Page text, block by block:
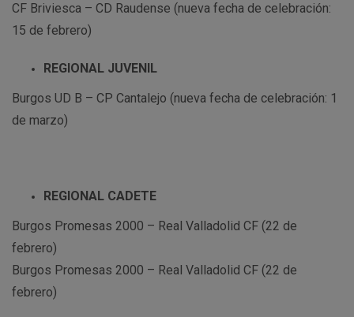
CF Briviesca – CD Raudense (nueva fecha de celebración:
15 de febrero)
REGIONAL JUVENIL
Burgos UD B – CP Cantalejo (nueva fecha de celebración: 1
de marzo)
REGIONAL CADETE
Burgos Promesas 2000 – Real Valladolid CF (22 de
febrero)
Burgos Promesas 2000 – Real Valladolid CF (22 de
febrero)